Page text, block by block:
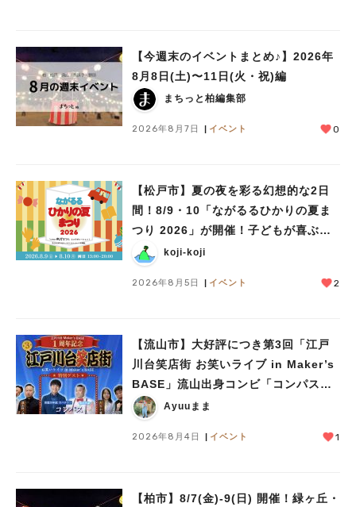
【今週末のイベントまとめ♪】2026年
8月8日(土)〜11日(火・祝)編
まちっと柏編集部
2026年8月7日 イベント 0
【松戸市】夏の夜を彩る幻想的な2日
間！8/9・10「ながるるひかりの夏ま
つり 2026」が開催！子どもが喜ぶワ
ークショップや限定ヒーローショーも
koji-koji
2026年8月5日 イベント 2
【流山市】大好評につき第3回「江戸
川台笑店街 お笑いライブ in Maker’s
BASE」流山出身コンビ「コンパス」
も登場！8/23（日）
Ayuuまま
2026年8月4日 イベント 1
【柏市】8/7(金)‐9(日) 開催！緑ヶ丘・
人気のキーワード
#ラーメン #ショッピング #カフェ #スイーツ